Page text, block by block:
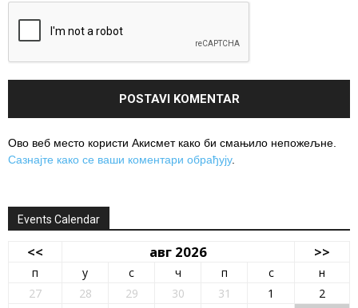
Ово веб место користи Акисмет како би смањило непожељне.
Сазнајте како се ваши коментари обрађују.
Events Calendar
<< авг 2026 >>
п у с ч п с
н
27
28 29 30 31 1
2